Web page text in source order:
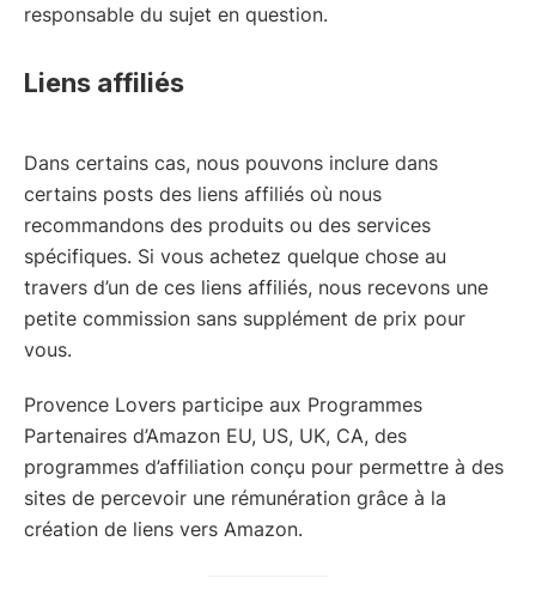
responsable du sujet en question.
Liens affiliés
Dans certains cas, nous pouvons inclure dans
certains posts des liens affiliés où nous
recommandons des produits ou des services
spécifiques. Si vous achetez quelque chose au
travers d’un de ces liens affiliés, nous recevons une
petite commission sans supplément de prix pour
vous.
Provence Lovers participe aux Programmes
Partenaires d’Amazon EU, US, UK, CA, des
programmes d’affiliation conçu pour permettre à des
sites de percevoir une rémunération grâce à la
création de liens vers Amazon.